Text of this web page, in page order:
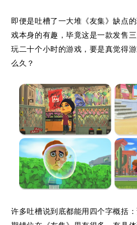
即便是吐槽了一大堆《友集》缺点
戏本身的有趣，毕竟这是一款发售
玩二十个小时的游戏，要是真觉得
么久？
许多吐槽说到底都能用四个字概括